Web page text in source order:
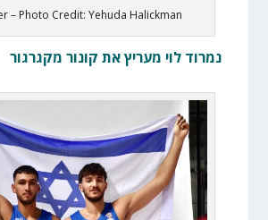
– Photo Credit: Yehuda Halickman
נמרוד לוי מעריץ את קונור מקגרגור